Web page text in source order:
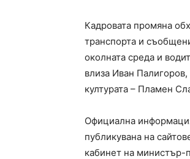
Кадровата промяна
транспорта и
околната среда и
влиза Иван
културата – Пламен
Официална
публикувана на
кабинет на министър-